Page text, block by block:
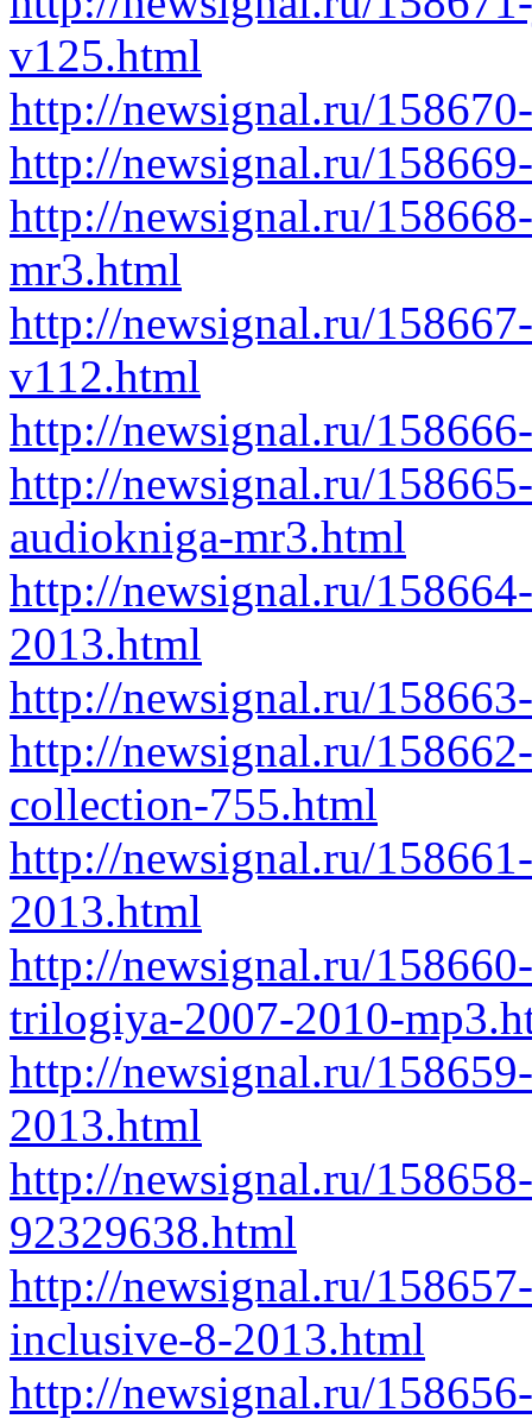
v125.html
http://newsignal.ru/
http://newsignal.ru/
http://newsignal.ru/
mr3.html
http://newsignal.ru/
v112.html
http://newsignal.ru/
http://newsignal.ru/
audiokniga-mr3.html
http://newsignal.ru/
2013.html
http://newsignal.ru/
http://newsignal.ru/
collection-755.html
http://newsignal.ru/
2013.html
http://newsignal.ru/
trilogiya-2007-2010-
http://newsignal.ru/
2013.html
http://newsignal.ru/
92329638.html
http://newsignal.ru/
inclusive-8-2013.html
http://newsignal.ru/